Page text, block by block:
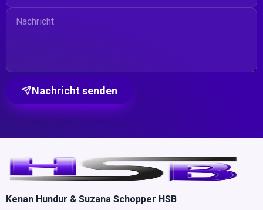
Nachricht senden
Kenan Hundur & Suzana Schopper HSB